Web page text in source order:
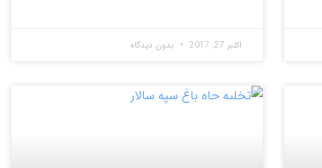
اکتبر 27, 2017 بدون دیدگاه